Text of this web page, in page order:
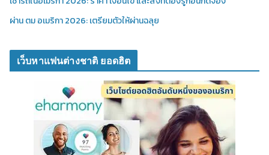
ผ่าน ตม อเมริกา 2026: เตรียมตัวให้ผ่านฉลุย
เว็บหาแฟนต่างชาติ ยอดฮิต